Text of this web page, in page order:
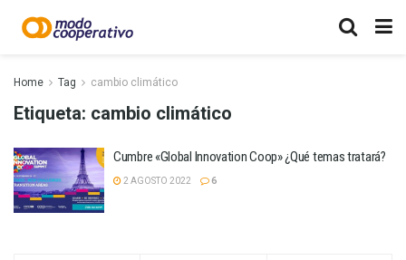
Home Tag cambio climático
Etiqueta: cambio climático
Cumbre «Global Innovation Coop» ¿Qué temas tratará?
2 AGOSTO 2022 6